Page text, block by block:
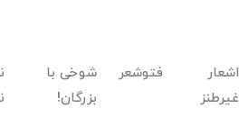
اشعار
غیرطنز
فتوشعر
شوخی با
بزرگان!